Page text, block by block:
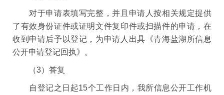
对于申请表填写完整，并且申请人按相关规定提供
了有效身份证件或证明文件复印件或扫描件的申请，在
收到申请后予以登记，为申请人出具《青海盐湖所信息
公开申请登记回执》。
（3）答复
自登记之日起15个工作日内，我所信息公开工作机